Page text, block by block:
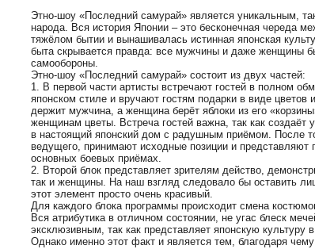
Этно-шоу «Последний самурай» является уникальным,
народа. Вся история Японии – это бесконечная череда
тяжёлом бытии и вынашивалась истинная японская
быта скрывается правда: все мужчины и даже женщины
самообороны.
Этно-шоу «Последний самурай» состоит из двух частей:
1. В первой части артисты встречают гостей в полном
японском стиле и вручают гостям подарки в виде
держит мужчина, а женщина берёт яблоки из его
женщинам цветы. Встреча гостей важна, так как
в настоящий японский дом с радушным приёмом. После
ведущего, принимают исходные позиции и представляют
основных боевых приёмах.
2. Второй блок представляет зрителям действо,
так и женщины. На наш взгляд следовало бы оставить
этот элемент просто очень красивый.
Для каждого блока программы происходит смена
Вся атрибутика в отличном состоянии, не угас блеск
эксклюзивным, так как представляет японскую
Однако именно этот факт и является тем, благодаря